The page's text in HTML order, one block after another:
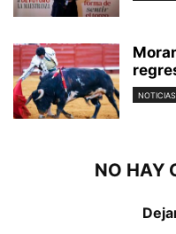
NOTICIAS
NO HAY